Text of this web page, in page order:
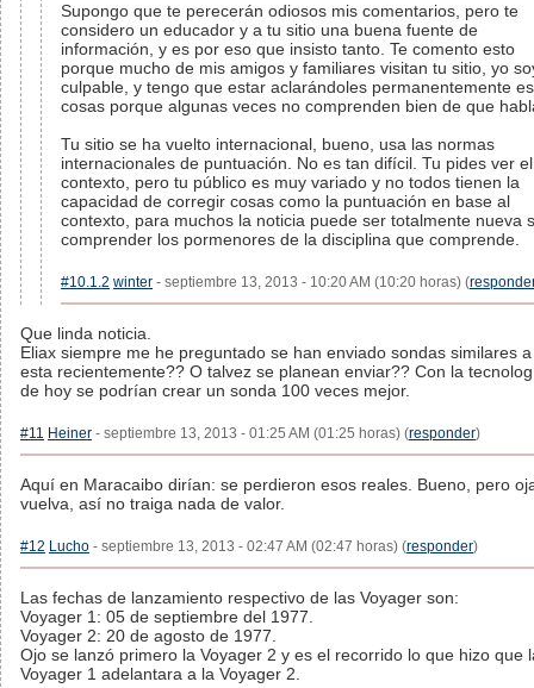
Supongo que te perecerán odiosos mis comentarios, pero te
considero un educador y a tu sitio una buena fuente de
información, y es por eso que insisto tanto. Te comento esto
porque mucho de mis amigos y familiares visitan tu sitio, yo
culpable, y tengo que estar aclarándoles permanentemente
cosas porque algunas veces no comprenden bien de que
Tu sitio se ha vuelto internacional, bueno, usa las normas
internacionales de puntuación. No es tan difícil. Tu pides ver el
contexto, pero tu público es muy variado y no todos tienen la
capacidad de corregir cosas como la puntuación en base al
contexto, para muchos la noticia puede ser totalmente nueva
comprender los pormenores de la disciplina que comprende.
#10.1.2 winter - septiembre 13, 2013 - 10:20 AM (10:20 horas) (
Que linda noticia.
Eliax siempre me he preguntado se han enviado sondas similares a
esta recientemente?? O talvez se planean enviar?? Con la
de hoy se podrían crear un sonda 100 veces mejor.
#11 Heiner - septiembre 13, 2013 - 01:25 AM (01:25 horas) (responder)
Aquí en Maracaibo dirían: se perdieron esos reales. Bueno, pero
vuelva, así no traiga nada de valor.
#12 Lucho - septiembre 13, 2013 - 02:47 AM (02:47 horas) (responder)
Las fechas de lanzamiento respectivo de las Voyager son:
Voyager 1: 05 de septiembre del 1977.
Voyager 2: 20 de agosto de 1977.
Ojo se lanzó primero la Voyager 2 y es el recorrido lo que hizo que
Voyager 1 adelantara a la Voyager 2.